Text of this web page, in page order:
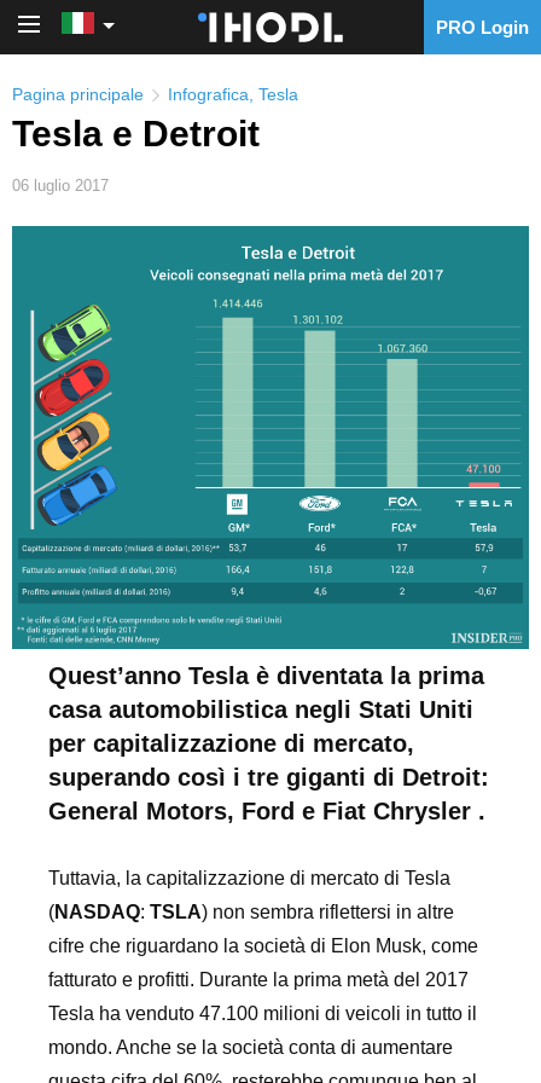
PRO Login
Pagina principale Infografica Tesla
Tesla e Detroit
06 luglio 2017
Quest’anno Tesla è diventata la prima
casa automobilistica negli Stati Uniti
per capitalizzazione di mercato,
superando così i tre giganti di Detroit:
General Motors, Ford e Fiat Chrysler .
Tuttavia, la capitalizzazione di mercato di Tesla
(NASDAQ: TSLA) non sembra riflettersi in altre
cifre che riguardano la società di Elon Musk, come
fatturato e profitti. Durante la prima metà del 2017
Tesla ha venduto 47.100 milioni di veicoli in tutto il
mondo. Anche se la società conta di aumentare